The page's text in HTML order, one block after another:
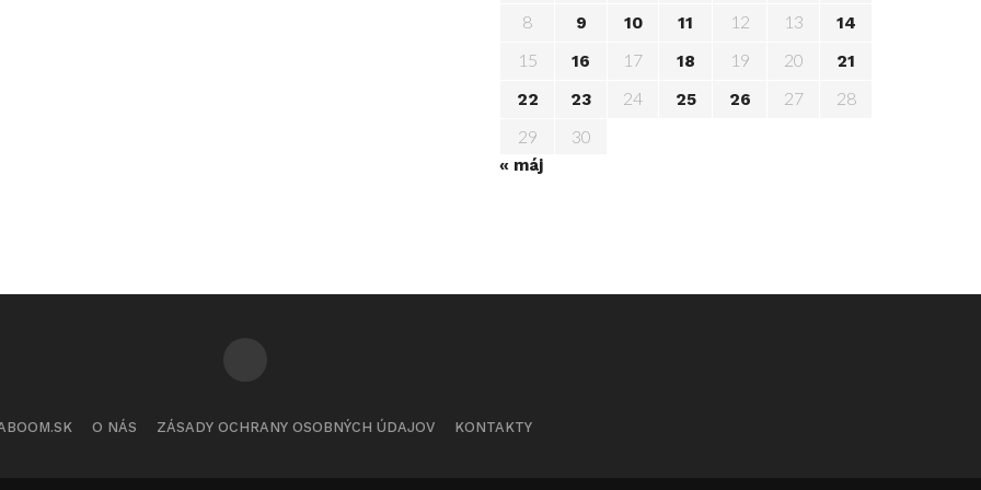
8 9 10 11 12 13 14
15 16 17 18 19 20
21
22
23 24 25 26 27
28
29
30
« máj
O NÁS ZÁSADY OCHRANY OSOBNÝCH ÚDAJOV KONTAKTY